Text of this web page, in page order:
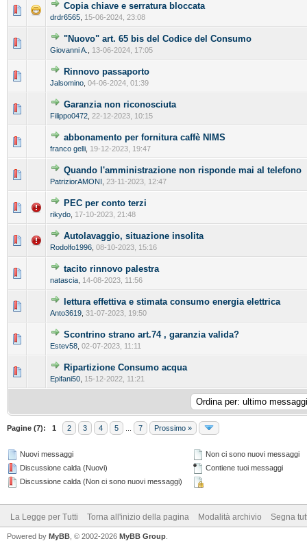
Copia chiave e serratura bloccata
drdr6565 15-06-2024, 23:08
"Nuovo" art. 65 bis del Codice del Consumo
Giovanni A. 13-06-2024, 17:05
Rinnovo passaporto
Jalsomino 04-06-2024, 01:39
Garanzia non riconosciuta
Filippo0472 22-12-2023, 10:15
abbonamento per fornitura caffè NIMS
franco gelli 19-12-2023, 19:47
Quando l'amministrazione non risponde mai al telefono
PatriziorAMONI 23-11-2023, 12:47
PEC per conto terzi
rikydo 17-10-2023, 21:48
Autolavaggio, situazione insolita
Rodolfo1996 08-10-2023, 15:16
tacito rinnovo palestra
natascia 14-08-2023, 11:56
lettura effettiva e stimata consumo energia elettrica
Anto3619 31-07-2023, 19:50
Scontrino strano art.74 , garanzia valida?
Estev58 02-07-2023, 11:11
Ripartizione Consumo acqua
Epifani50 15-12-2022, 11:21
Pagine (7): 1 2 3 4 5 7 Prossimo »
Nuovi messaggi
Discussione calda (Nuovi)
Discussione calda (Non ci sono nuovi messaggi)
Non ci sono nuovi messaggi
Contiene tuoi messaggi
La Legge per Tutti Torna all'inizio della pagina Modalità archivio Segna
Powered by MyBB , © 2002-2026 MyBB Group